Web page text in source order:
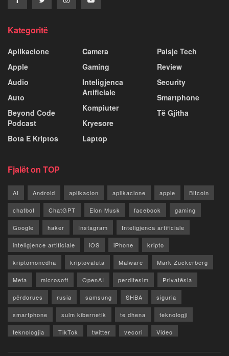
Kategoritë
Aplikacione
Apple
Audio
Auto
Beyond Code
Podcast
Bota E Kriptos
Camera
Gaming
Inteligjenca
Artificiale
Kompiuter
Kryesore
Laptop
Paisje Tech
Review
Security
Smartphone
Të Gjitha
Fjalët on TOP
AI Android aplikacion aplikacione apple Bitcoin
chatbot ChatGPT Elon Musk facebook gaming
Google haker Instagram Inteligjenca artificiale
inteligjence artificiale iOS iPhone kripto
kriptomonedha kriptovaluta Malware Mark Zuckerberg
Meta microsoft OpenAI perditesim Privatësia
përdorues rusia samsung SHBA siguria
smartphone sulm kibernetik te dhena teknologji
teknologjia TikTok twitter vecori Video